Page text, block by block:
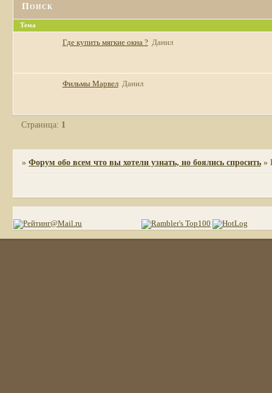
Поиск
Тема
Где купить мягкие окна ? Данил
Фильмы Марвел Данил
Страница: 1
»Форум обо всем что вы хотели узнать, но боялись спросить »